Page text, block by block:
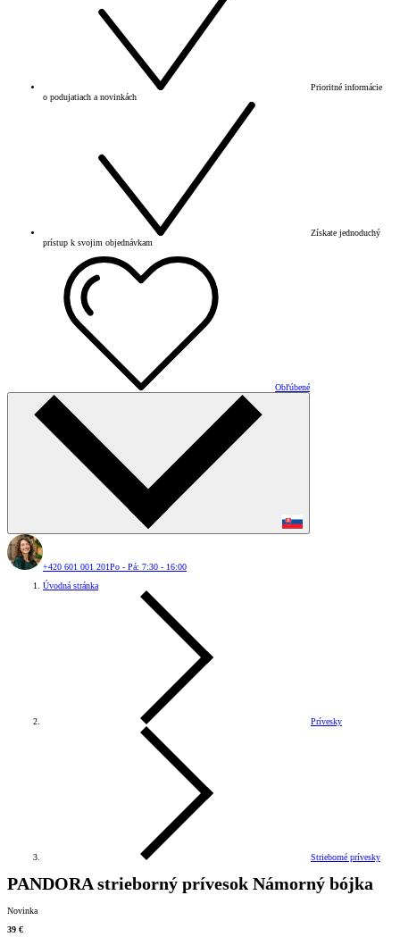
Prioritné informácie
o podujatiach a novinkách
Získate jednoduchý
prístup k svojim objednávkam
Obľúbené
+420 601 001 201Po - Pá: 7:30 - 16:00
Úvodná stránka
Prívesky
Strieborné prívesky
PANDORA strieborný prívesok Námorný bójka
Novinka
39 €